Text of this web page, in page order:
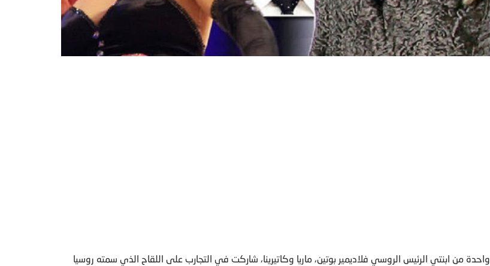
واحدة من ابنتي الرئيس الروسي فلاديمير بوتين، ماريا وكاتيرينا، شاركت في التجارب على اللقاح الذي سمته روسيا